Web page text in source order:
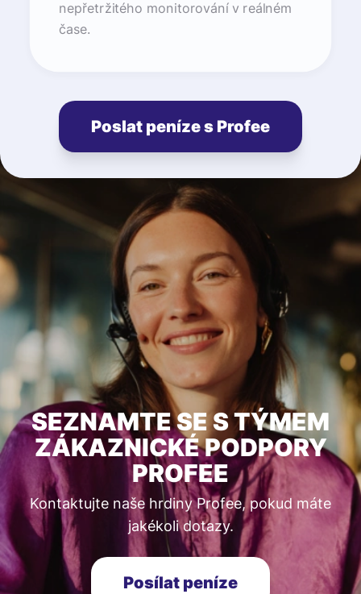
nepřetržitého monitorování v reálném
čase.
Poslat peníze s Profee
SEZNAMTE SE S TÝMEM
ZÁKAZNICKÉ PODPORY
PROFEE
Kontaktujte naše hrdiny Profee, pokud máte
jakékoli dotazy.
Posílat peníze